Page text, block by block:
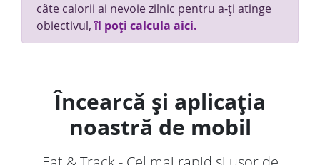
câte calorii ai nevoie zilnic pentru a-ți atinge
obiectivul,îl poți calcula aici.
Încearcă și aplicația
noastră de mobil